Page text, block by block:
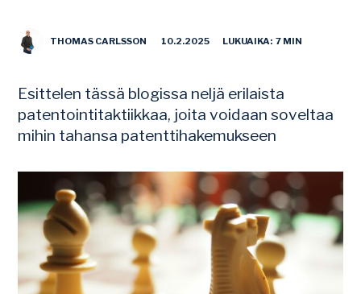
THOMAS CARLSSON 10.2.2025 LUKUAIKA: 7 MIN
Esittelen tässä blogissa neljä erilaista
patentointitaktiikkaa, joita voidaan soveltaa
mihin tahansa patenttihakemukseen